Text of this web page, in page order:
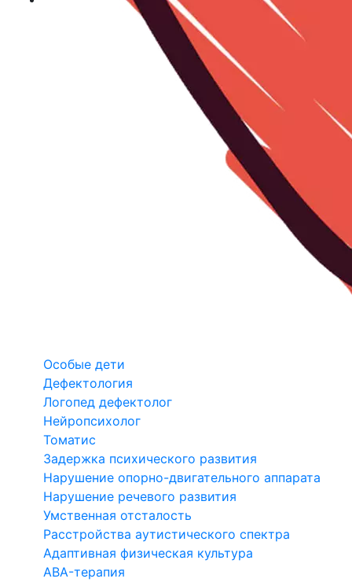
Особые дети
Дефектология
Логопед дефектолог
Нейропсихолог
Томатис
Задержка психического развития
Нарушение опорно-двигательного аппарата
Нарушение речевого развития
Умственная отсталость
Расстройства аутистического спектра
Адаптивная физическая культура
ABA-терапия